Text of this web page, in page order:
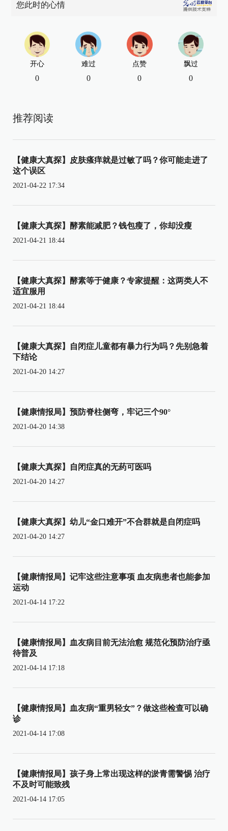
您此时的心情
开心
0
难过
0
点赞
0
飘过
0
推荐阅读
【健康大真探】皮肤瘙痒就是过敏了吗？你可能走进了
这个误区
2021-04-22 17:34
【健康大真探】酵素能减肥？钱包瘦了，你却没瘦
2021-04-21 18:44
【健康大真探】酵素等于健康？专家提醒：这两类人不
适宜服用
2021-04-21 18:44
【健康大真探】自闭症儿童都有暴力行为吗？先别急着
下结论
2021-04-20 14:27
【健康情报局】预防脊柱侧弯，牢记三个90°
2021-04-20 14:38
【健康大真探】自闭症真的无药可医吗
2021-04-20 14:27
【健康大真探】幼儿“金口难开”不合群就是自闭症吗
2021-04-20 14:27
【健康情报局】记牢这些注意事项 血友病患者也能参加
运动
2021-04-14 17:22
【健康情报局】血友病目前无法治愈 规范化预防治疗亟
待普及
2021-04-14 17:18
【健康情报局】血友病“重男轻女”？做这些检查可以确
诊
2021-04-14 17:08
【健康情报局】孩子身上常出现这样的淤青需警惕 治疗
不及时可能致残
2021-04-14 17:05